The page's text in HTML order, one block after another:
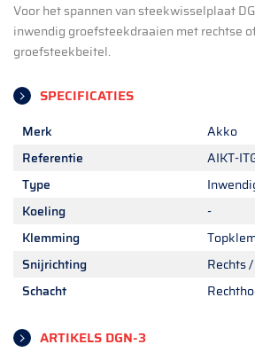
Voor het spannen van steekwisselplaat
inwendig groefsteekdraaien met rechtse
groefsteekbeitel.
SPECIFICATIES
Merk
Akko
Referentie
AIKT-
Type
Koeling
-
Klemming
Snijrichting
Rechts
Schacht
ARTIKELS DGN-3